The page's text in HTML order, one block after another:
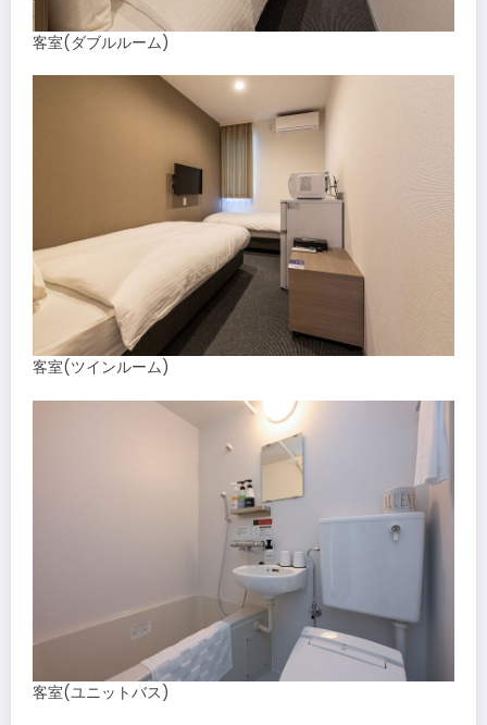
客室(ダブルルーム)
客室(ツインルーム)
客室(ユニットバス)